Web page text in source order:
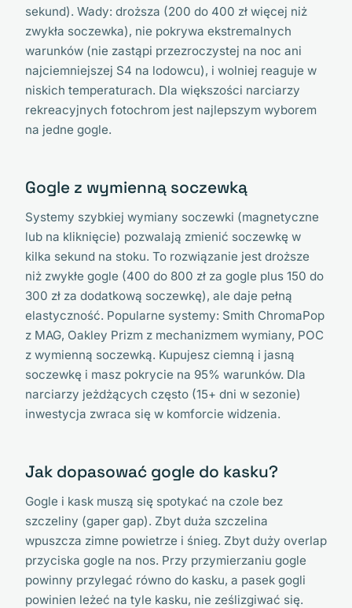
sekund). Wady: droższa (200 do 400 zł więcej niż
zwykła soczewka), nie pokrywa ekstremalnych
warunków (nie zastąpi przezroczystej na noc ani
najciemniejszej S4 na lodowcu), i wolniej reaguje w
niskich temperaturach. Dla większości narciarzy
rekreacyjnych fotochrom jest najlepszym wyborem
na jedne gogle.
Gogle z wymienną soczewką
Systemy szybkiej wymiany soczewki (magnetyczne
lub na kliknięcie) pozwalają zmienić soczewkę w
kilka sekund na stoku. To rozwiązanie jest droższe
niż zwykłe gogle (400 do 800 zł za gogle plus 150 do
300 zł za dodatkową soczewkę), ale daje pełną
elastyczność. Popularne systemy: Smith ChromaPop
z MAG, Oakley Prizm z mechanizmem wymiany, POC
z wymienną soczewką. Kupujesz ciemną i jasną
soczewkę i masz pokrycie na 95% warunków. Dla
narciarzy jeżdżących często (15+ dni w sezonie)
inwestycja zwraca się w komforcie widzenia.
Jak dopasować gogle do kasku?
Gogle i kask muszą się spotykać na czole bez
szczeliny (gaper gap). Zbyt duża szczelina
wpuszcza zimne powietrze i śnieg. Zbyt duży overlap
przyciska gogle na nos. Przy przymierzaniu gogle
powinny przylegać równo do kasku, a pasek gogli
powinien leżeć na tyle kasku, nie ześlizgiwać się.